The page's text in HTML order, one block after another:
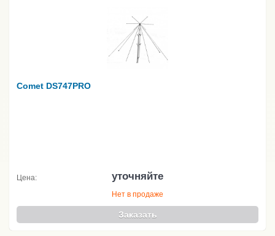
Comet DS747PRO
Цена: уточняйте
Нет в продаже
Заказать